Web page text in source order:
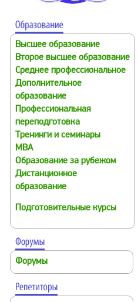
Высшее образование
Второе высшее образование
Среднее профессиональное
Дополнительное
образование
Профессиональная
переподготовка
Тренинги и семинары
MBA
Образование за рубежом
Дистанционное
образование
Подготовительные курсы
Форумы